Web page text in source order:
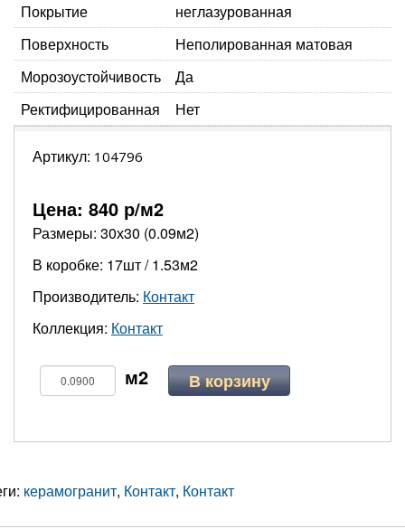
Покрытие
неглазурованная
Поверхность
Неполированная матовая
Морозоустойчивость
Да
Ректифицированная
Нет
Артикул: 104796
Цена: 840 р/м2
Размеры: 30х30 (0.09м2)
В коробке: 17шт / 1.53м2
Производитель: Контакт
Коллекция: Контакт
В корзину
керамогранит, Контакт, Контакт